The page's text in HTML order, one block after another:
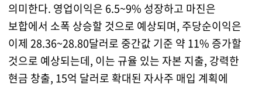
의미한다. 영업이익은 6.5~9% 성장하고 마진은
보합에서 소폭 상승할 것으로 예상되며, 주당순이익은
이제 28.36~28.80달러로 중간값 기준 약 11% 증가할
것으로 예상되는데, 이는 규율 있는 자본 지출, 강력한
현금 창출, 15억 달러로 확대된 자사주 매입 계획에